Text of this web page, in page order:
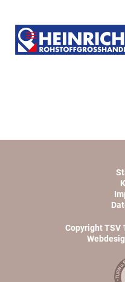
Copyright TSV